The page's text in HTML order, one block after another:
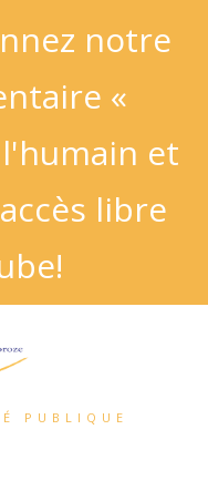
notre
«
et
libre
PUBLIQUE